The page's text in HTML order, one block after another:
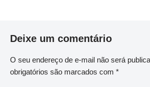
Deixe um comentário
O seu endereço de e-mail não será
obrigatórios são marcados com *